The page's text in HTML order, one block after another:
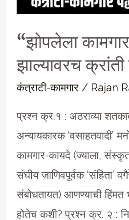
“झोपलेला
झाल्यावरच
कंत्राटी-कामगार/ Rajan
प्रश्न क्र.१ : अठराव्या
अन्यायकारक ‘वसाहतवादी’
कामगार-कायदे (ज्याला,
संघीय जाणिवपूर्वक ‘संहिता’
संबोधतायत) आणण्याची हिंमत
होतेच कशी? प्रश्न क्र. २ :